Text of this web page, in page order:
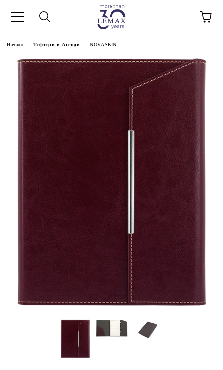
Начало Тефтери и Агенди NOVASKIN